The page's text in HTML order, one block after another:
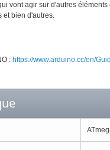
vont agir sur d'autres éléments
et bien d'autres.
: https://www.arduino.cc/en/